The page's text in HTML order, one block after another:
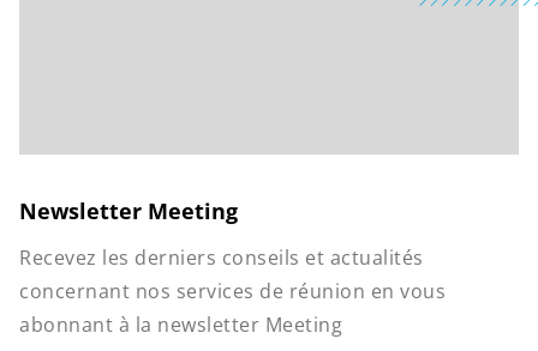
Newsletter Meeting
Recevez les derniers conseils et actualités
concernant nos services de réunion en vous
abonnant à la newsletter Meeting